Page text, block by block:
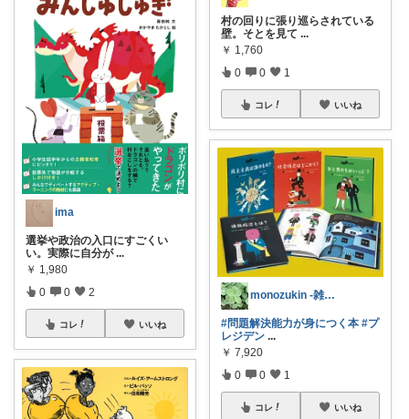
ima
選挙や政治の入口にすごくい
い。実際に自分が ...
￥ 1,980
0 0 2
コレ いいね
村の回りに張り巡らされている
壁。そとを見て ...
￥ 1,760
0 0 1
コレ いいね
monozukin -雑誌掲載アイテム-
#問題解決能力が身につく本 #プ
レジデン ...
￥ 7,920
0 0 1
コレ いいね